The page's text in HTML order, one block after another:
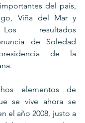
del país,
Viña del Mar y
resultados
de Soledad
de la
elementos de
se vive ahora se
el año 2008, justo a